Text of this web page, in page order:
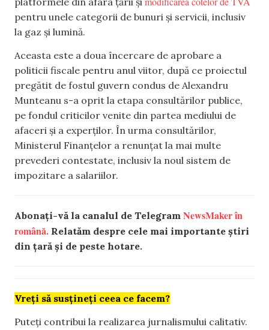
pentru unele categorii de bunuri și servicii, inclusiv
la gaz și lumină.
Aceasta este a doua încercare de aprobare a
politicii fiscale pentru anul viitor, după ce proiectul
pregătit de fostul guvern condus de Alexandru
Munteanu s-a oprit la etapa consultărilor publice,
pe fondul criticilor venite din partea mediului de
afaceri și a experților. În urma consultărilor,
Ministerul Finanțelor a renunțat la mai multe
prevederi contestate, inclusiv la noul sistem de
impozitare a salariilor.
Abonați-vă la canalul de Telegram NewsMaker în
română. Relatăm despre cele mai importante știri
din țară și de peste hotare.
Vreți să susțineți ceea ce facem?
Puteți contribui la realizarea jurnalismului calitativ.